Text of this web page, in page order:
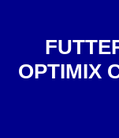
OPTIMIX